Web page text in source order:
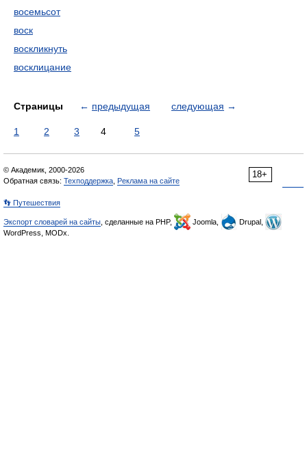
восемьсот
воск
воскликнуть
восклицание
Страницы ← предыдущая следующая →
1 2 3 4 5
18+
© Академик, 2000-2026
Обратная связь: Техподдержка Реклама на сайте
👣 Путешествия
Экспорт словарей на сайты , сделанные на PHP, Joomla,
Drupal,
WordPress, MODx.